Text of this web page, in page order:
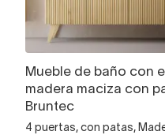
Mueble de baño con
madera maciza con
Bruntec
4 puertas, con patas,